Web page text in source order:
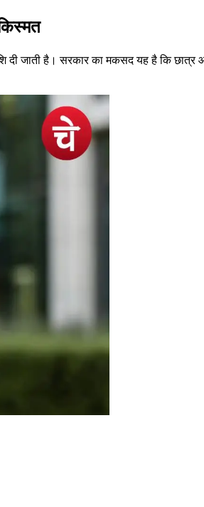
दी जाती है। सरकार का मकसद यह है कि